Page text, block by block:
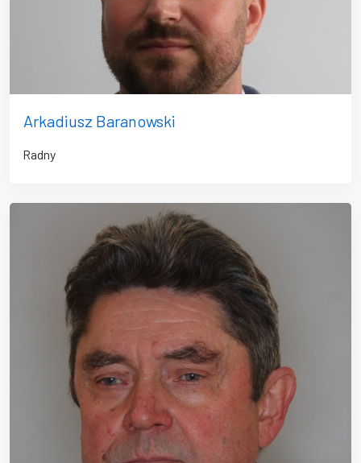
Arkadiusz Baranowski
Radny